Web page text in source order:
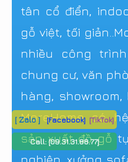
tân cổ điển,
gỗ việt, tối
nhiều công
chung cư, văn
hàng, showroom,
MoreHome có
sản xuất đồ gỗ
nghiệp, xưởng
[ Zalo ] [Facebook] [TikTok]
Call:[09.31.31.88.77]